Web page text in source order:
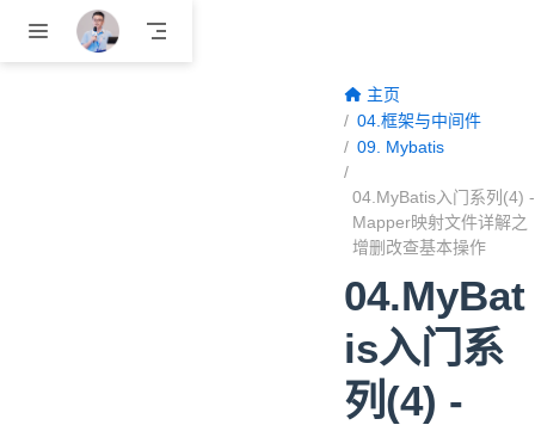
跳至主要內容
主页
04.框架与中间件
09. Mybatis
04.MyBatis入门系列(4) -
Mapper映射文件详解之
增删改查基本操作
04.MyBat
is入门系
列(4) -